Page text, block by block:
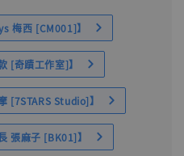
梅西 [CM001]】
[奇蹟工作室]】
[7STARS Studio]】
張麻子 [BK01]】